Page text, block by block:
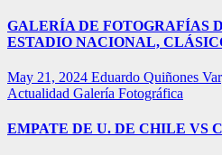
GALERÍA DE FOTOGRAFÍAS
ESTADIO NACIONAL,
May 21, 2024 Eduardo Quiñones
Actualidad Galería Fotográfica
EMPATE DE U. DE CHILE VS